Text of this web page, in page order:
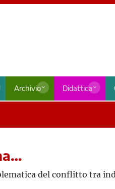
Archivio Didattica
del conflitto tra